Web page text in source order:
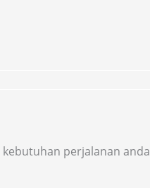
perjalanan anda